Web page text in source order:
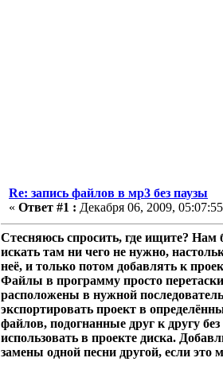
Re: запись файлов в мр3 без паузы
« Ответ #1 : Декабря 06, 2009,
Стесняюсь спросить, где ищите?
искать там ни чего не нужно,
неё, и только потом добавлять к
Файлы в программу просто
расположены в нужной
экспортировать проект в
файлов, подогнанные друг к другу
использовать в проекте диска.
замены одной песни другой, если это